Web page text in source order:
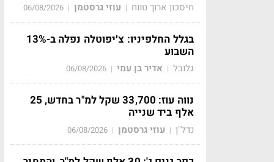
חיסכון ארוך טווח | עוזי גרסטמן |
06/08/2026
בגלל החלפיניו: צ׳יפוטלה נפלה ב-13%
השבוע
גלובל | אדיר בן עמי |
06/08/2026
נווה עוז: 33,700 שקל למ"ר בחדש, 25
אלף ביד שנייה
נדל"ן | עוזי גרסטמן |
06/08/2026